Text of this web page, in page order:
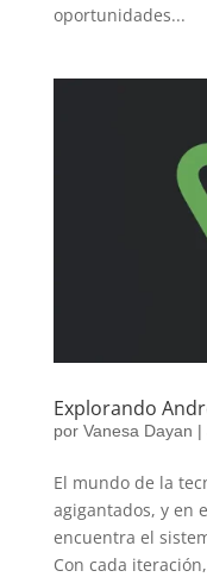
oportunidades...
Explorando
por Vanesa Dayan |
El mundo de la
agigantados, y en
encuentra el
Con cada